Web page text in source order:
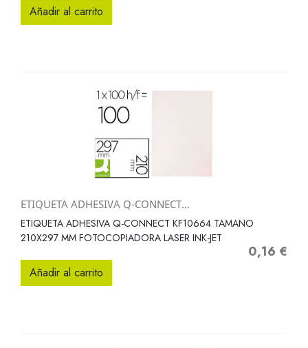
Añadir al carrito
ETIQUETA ADHESIVA Q-CONNECT...
ETIQUETA ADHESIVA Q-CONNECT KF10664 TAMANO
210X297 MM FOTOCOPIADORA LASER INK-JET
Precio
0,16 €
Añadir al carrito